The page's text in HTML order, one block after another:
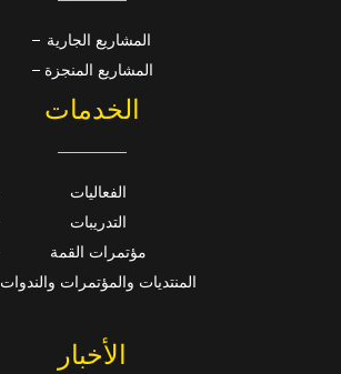
المشاريع الجارية
المشاريع المنجزة
الخدمات
الفعاليات
التدريبات
مؤتمرات القمة
المنتديات والمؤتمرات والندوات
الأخبار